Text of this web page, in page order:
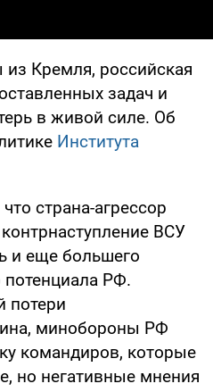
Кремля, российская
задач и
в живой силе. Об
Института
страна-агрессор
ВСУ
и еще большего
потенциала РФ.
потери
минобороны РФ
командиров, которые
но негативные мнения